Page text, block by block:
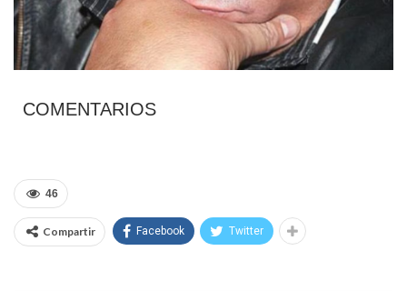
COMENTARIOS
46
Compartir Facebook Twitter